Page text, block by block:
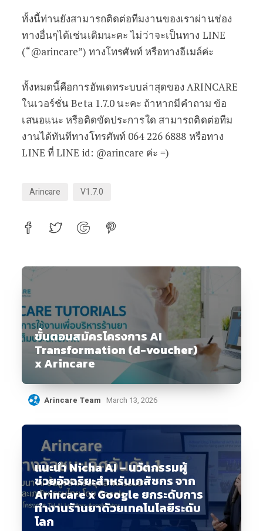
ทั้งนี้ท่านยังสามารถติดต่อทีมงานของเราผ่านช่อง
ทางอื่นๆได้เช่นเดิมนะคะ ไม่ว่าจะเป็นทาง LINE
(“@arincare”) ทางโทรศัพท์ หรือทางอีเมล์ค่ะ
ทั้งหมดนี้คือการอัพเดทระบบล่าสุดของ ARINCARE
ในเวอร์ชั่น Beta 1.7.0 นะคะ ถ้าหากมีคำถาม ข้อ
เสนอแนะ หรือติดขัดประการใด สามารถติดต่อทีม
งานได้ทันทีทางโทรศัพท์ 064 226 6888 หรือทาง
LINE ที่ LINE id: @arincare ค่ะ =)
Arincare V1.7.0
ขั้นตอนสมัครโครงการ AI
Transformation (d-voucher)
x Arincare
Arincare Team March 13, 2026
แนะนำ Nicha AI – นวัตกรรมผู้
ช่วยอัจฉริยะสำหรับเภสัชกร จาก
Arincare x Google ยกระดับการ
ทำงานร้านยาด้วยเทคโนโลยีระดับ
โลก